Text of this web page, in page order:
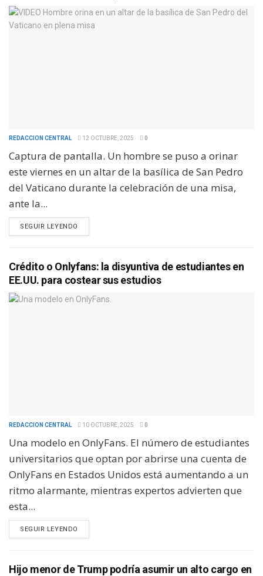
REDACCION CENTRAL 12 OCTUBRE, 2025 0
Captura de pantalla. Un hombre se puso a orinar
este viernes en un altar de la basílica de San Pedro
del Vaticano durante la celebración de una misa,
ante la...
SEGUIR LEYENDO
Crédito o Onlyfans: la disyuntiva de estudiantes en
EE.UU. para costear sus estudios
REDACCION CENTRAL 10 OCTUBRE, 2025 0
Una modelo en OnlyFans. El número de estudiantes
universitarios que optan por abrirse una cuenta de
OnlyFans en Estados Unidos está aumentando a un
ritmo alarmante, mientras expertos advierten que
esta...
SEGUIR LEYENDO
Hijo menor de Trump podría asumir un alto cargo en